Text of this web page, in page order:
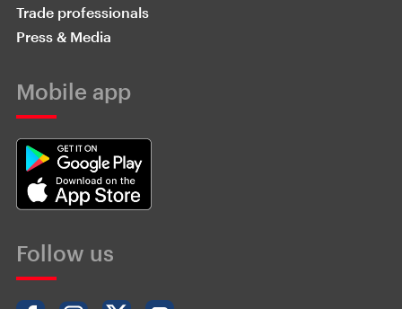
Trade professionals
Press & Media
Mobile app
Follow us